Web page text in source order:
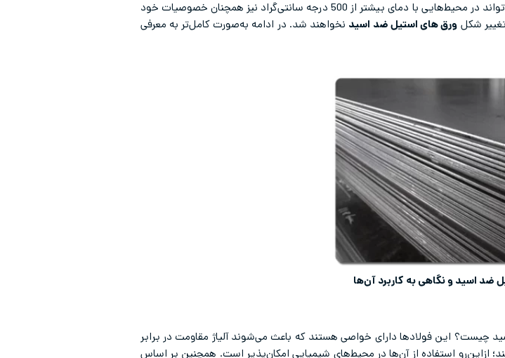
علاوه بر مقاومت در برابر خوردگی اسیدی می‌تواند در محیط‌هایی با دمای بیشتر از 500 درجه سانتی‌گراد نیز همچنان خصوصیات خود
شکل ورق های استیل ضد اسید نخواهند شد. در ادامه به‌صورت کامل‌تر به معرفی
ضد اسید و نگاهی به کاربرد آن‌ها
چیست؟ این فولاد‌ها دارای خواصی هستند که باعث می‌شوند آلیاژ مقاومت در برابر
استفاده از آن‌ها در محیط‌های شیمیایی امکا‌ن‌پذیر است. همچنین بر اساس